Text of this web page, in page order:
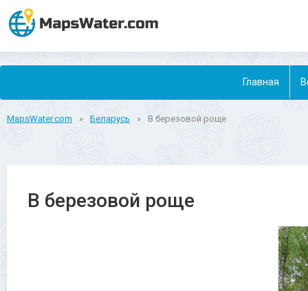
Главная
MapsWater.com » Беларусь » В березовой роще
В березовой роще